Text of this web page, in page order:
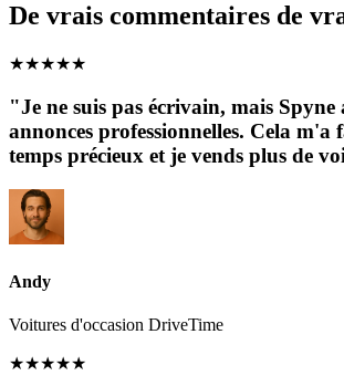
De vrais commentaires de
★★★★★
"Je ne suis pas écrivain, mais Spyne
annonces professionnelles. Cela m'a
temps précieux et je vends plus de
Andy
Voitures d'occasion DriveTime
★★★★★